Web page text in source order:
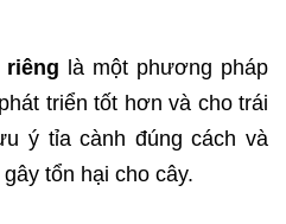
riêng là một phương pháp
triển tốt hơn và cho trái
ý tỉa cành đúng cách và
tổn hại cho cây.